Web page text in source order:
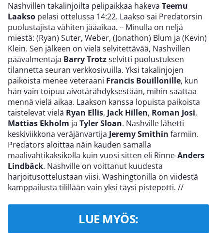
Nashvillen takalinjoilta pelipaikkaa hakeva Teemu
Laakso pelasi ottelussa 14:22. Laakso sai Predatorsin
puolustajista vähiten jääaikaa. – Minulla on neljä
miestä: (Ryan) Suter, Weber, (Jonathon) Blum ja (Kevin)
Klein. Sen jälkeen on vielä selvitettävää, Nashvillen
päävalmentaja Barry Trotzselvitti puolustuksen
tilannetta seuran verkkosivuilla. Yksi takalinjojen
paikoista menee veteraani Francis Bouillonille, kun
hän vain toipuu aivotärähdyksestään, mihin saattaa
mennä vielä aikaa. Laakson kanssa lopuista paikoista
taistelevat vielä Ryan Ellis, Jack Hillen, Roman Josi,
Mattias Ekholm ja Tyler Sloan. Nashville lähetti
keskiviikkona veräjänvartija Jeremy Smithin farmiin.
Predators aloittaa näin kauden samalla
maalivahtikaksikolla kuin vuosi sitten eli Rinne-Anders
Lindbäck. Nashville on voittanut kuudesta
harjoitusottelustaan viisi. Washingtonilla on viidestä
kamppailusta tilillään vain yksi täysi pistepotti. //
LUE MYÖS: